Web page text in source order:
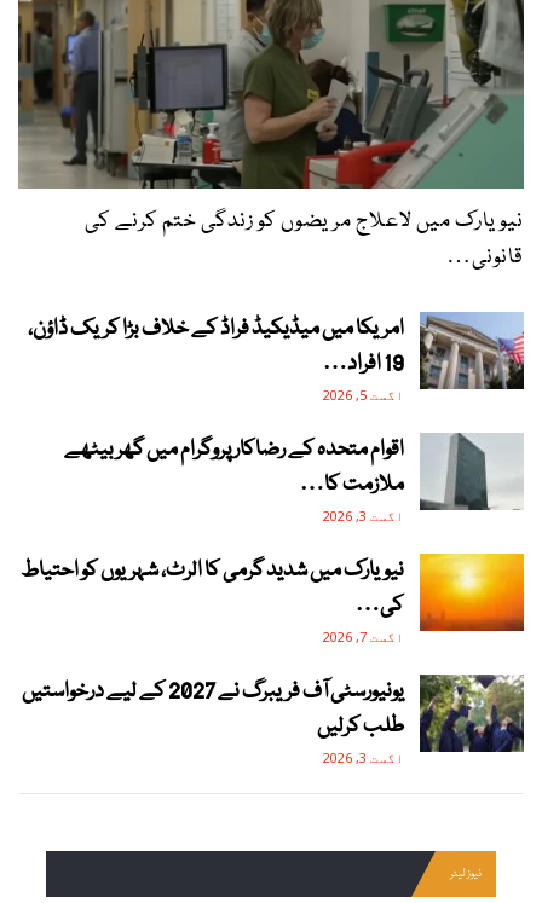
نیویارک میں لاعلاج مریضوں کو زندگی ختم کرنے کی
قانونی…
امریکا میں میڈیکیڈ فراڈ کے خلاف بڑا کریک ڈاؤن،
19 افراد…
اگست 5, 2026
اقوام متحدہ کے رضاکار پروگرام میں گھر بیٹھے
ملازمت کا…
اگست 3, 2026
نیویارک میں شدید گرمی کا الرٹ، شہریوں کو احتیاط
کی…
اگست 7, 2026
یونیورسٹی آف فریبرگ نے 2027 کے لیے درخواستیں
طلب کرلیں
اگست 3, 2026
نیوز لیٹر